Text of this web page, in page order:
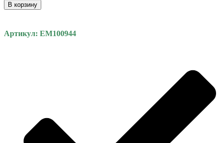
В корзину
Артикул: EM100944